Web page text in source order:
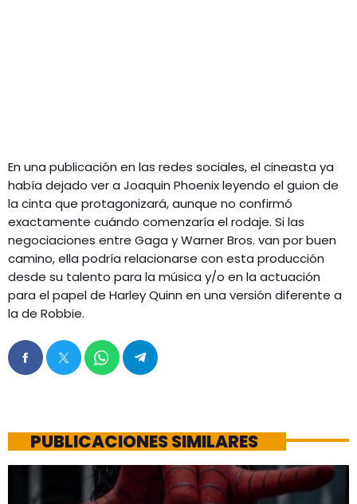
En una publicación en las redes sociales, el cineasta ya
había dejado ver a Joaquin Phoenix leyendo el guion de
la cinta que protagonizará, aunque no confirmó
exactamente cuándo comenzaría el rodaje. Si las
negociaciones entre Gaga y Warner Bros. van por buen
camino, ella podría relacionarse con esta producción
desde su talento para la música y/o en la actuación
para el papel de Harley Quinn en una versión diferente a
la de Robbie.
PUBLICACIONES SIMILARES